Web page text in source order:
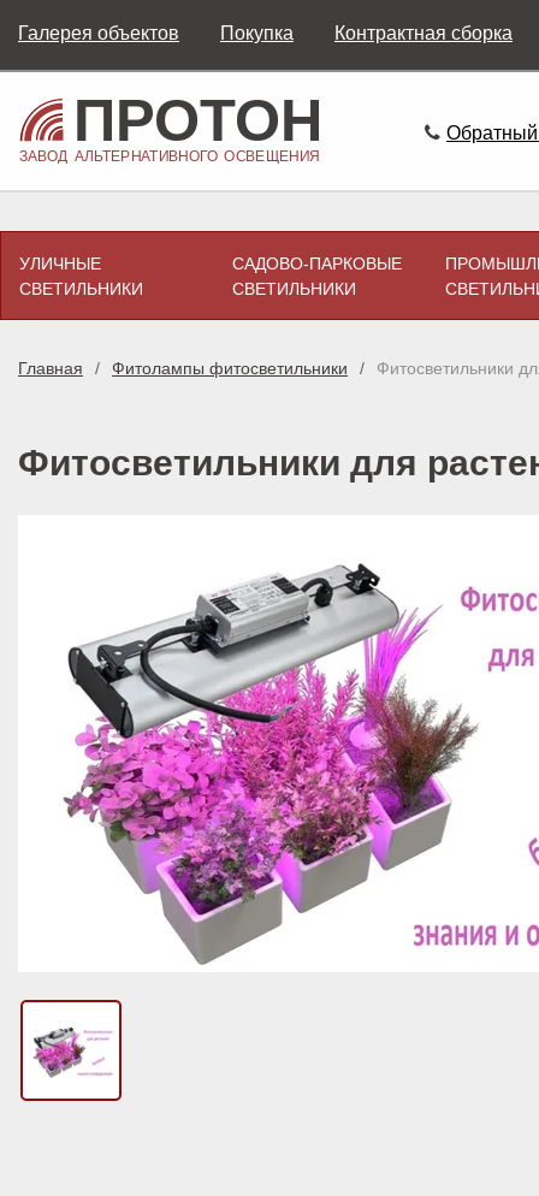
Галерея объектов Покупка Контрактная сборка
Обратный
УЛИЧНЫЕ
СВЕТИЛЬНИКИ
САДОВО-ПАРКОВЫЕ
СВЕТИЛЬНИКИ
Главная Фитолампы фитосветильники Фитосветильники
Фитосветильники для